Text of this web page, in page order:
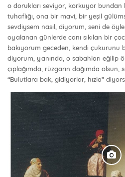
o dorukları seviyor, korkuyor
tuhaflığı, ona bir mavi, bir yeşil
sevdiysem nasıl, diyorum, seni de
oyalanan günlerde canı sıkılan bir
bakıyorum geceden, kendi çukurunu
diyorum, yanında, o sabahları eğilip
çıplağımda, rüzgarın dağımda olsun,
“Bulutlara bak, gidiyorlar, hızla”